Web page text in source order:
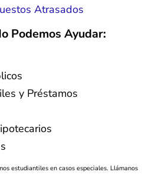
Atrasados
Podemos Ayudar:
y Préstamos
estudiantiles en casos especiales. Llámanos